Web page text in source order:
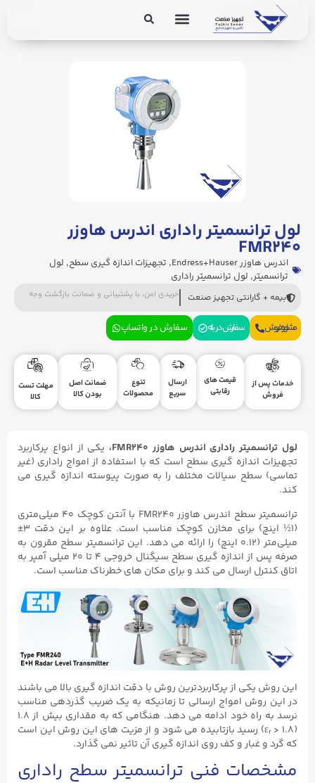
لول ترانسمیتر راداری اندرس هاوزر
FMR۲۴۰
اندرس هاوزر Endress+Hauser , تجهیزات اندازه گیری سطح, لول
ترانسمیتر, لول ترانسمیتر راداری
بیمه + گارانتی تجهیز صنعت خریدی امن، با پشتیبانی و ضمانت بازگشت وجه
مشاوره فروش سفارش در بله سفارش در واتساپ
خدمات پس از
فروش
قیمت های
رقابتی
ارسال
سریع
تنوع
محصولات
ضمانت اصل
بودن کالا
مهلت تست
کالا
لول ترانسمیتر راداری اندرس هاوزر FMR240،
یکی از انواع پرکاربرد
تجهیزات اندازه گیری سطح است که با استفاده از امواج راداری (غیر
تماسی) سطح سیالات مختلف را به صورت پیوسته اندازه گیری می
کند.
ترانسمیتر سطح اندرس هاوزر FMR240 با آنتن کوچک ۴۰ میلی‌متری
(1½ اینچ) برای مخازن کوچک مناسب است. علاوه بر این دقت ۳±
میلی‌متر (۰.۱۲ اینچ) را ارائه می دهد. این ترانسمیتر سطح مقرون به
صرفه پس از اندازه گیری سطح سیگنال خروجی ۴ تا ۲۰ میلی آمپر به
اتاق کنترل ارسال می کند و برای مکان های خطرناک مناسب است.
این روش یکی از پرکاربردترین روش با دقت اندازه گیری بالا می باشند
در این روش امواج ارسالی تا زمانیکه به یک ضریب گذردهی مناسب
نرسد به راه خود ادامه می دهد. هنگامی که به مقداری بیش از ۱.۸
(۱.۸ < ε
r ) رسید بازتابیده می شود و از مزیت های این روش این است
که گرد و غبار و کف روی اندازه گیری آن تاثیر نمی گذارد.
مشخصات فنی ترانسمیتر سطح راداری